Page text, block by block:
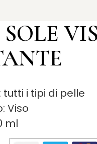
i tipi di pelle
Viso
ml